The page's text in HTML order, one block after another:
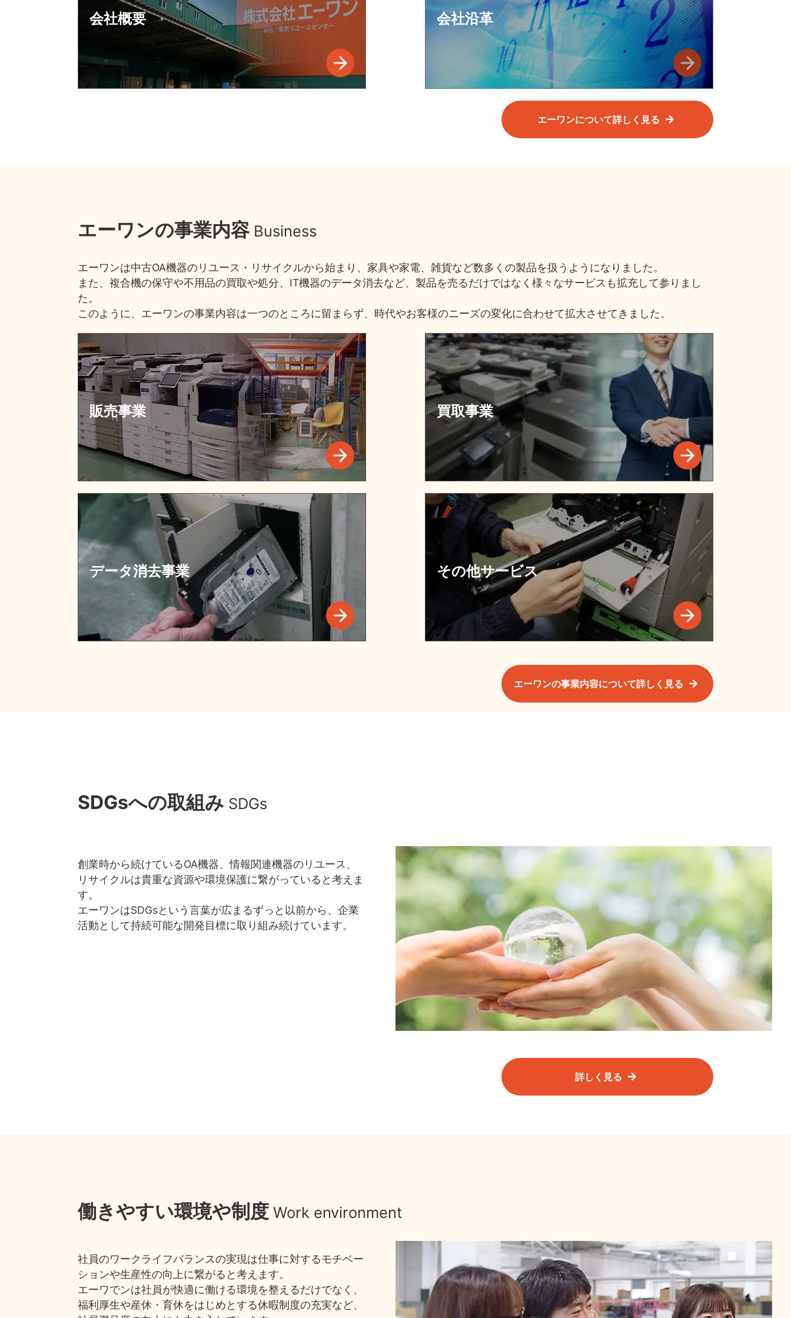
会社概要 会社沿革
エーワンについて詳しく見る
エーワンの事業内容 Business
エーワンは中古OA機器のリユース・リサイクルから始まり、家具や家電、雑貨など数多くの製品を扱うようになりました。
また、複合機の保守や不用品の買取や処分、IT機器のデータ消去など、製品を売るだけではなく様々なサービスも拡充して参りまし
た。
このように、エーワンの事業内容は一つのところに留まらず、時代やお客様のニーズの変化に合わせて拡大させてきました。
販売事業 買取事業
データ消去事業 その他サービス
エーワンの事業内容について詳しく見る
SDGsへの取組み SDGs
創業時から続けているOA機器、情報関連機器のリユース、
リサイクルは貴重な資源や環境保護に繋がっていると考えま
す。
エーワンはSDGsという言葉が広まるずっと以前から、企業
活動として持続可能な開発目標に取り組み続けています。
詳しく見る
働きやすい環境や制度 Work environment
社員のワークライフバランスの実現は仕事に対するモチベー
ションや生産性の向上に繋がると考えます。
エーワでンは社員が快適に働ける環境を整えるだけでなく、
福利厚生や産休・育休をはじめとする休暇制度の充実など、